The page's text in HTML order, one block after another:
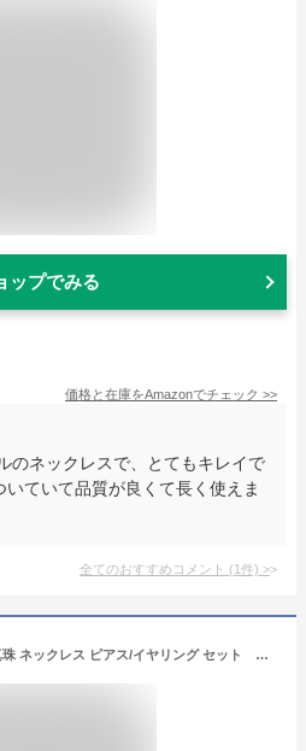
ップでみる
価格と在庫をAmazonでチェック >>
のネックレスで、とてもキレイで
ていて品質が良くて長く使えま
全てのおすすめコメント (1件) >
上級 8mm グレー 淡水真珠 ネックレス ピアス/イヤリング セット 贅沢な大粒の美珠 シルバーグレー 品良く華やか 冠婚葬祭どの場面でも使えます